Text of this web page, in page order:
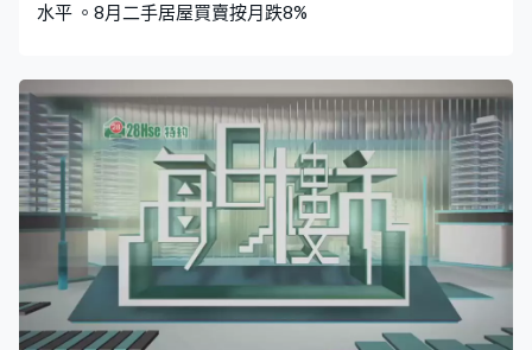
水平 。8月二手居屋買賣按月跌8%